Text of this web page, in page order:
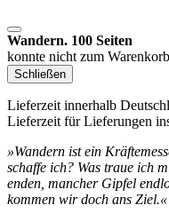
Wandern. 100 Seiten
konnte nicht zum
Schließen
Lieferzeit innerhalb
Lieferzeit für Lieferungen
»Wandern ist ein
schaffe ich? Was traue ich
enden, mancher Gipfel
kommen wir doch ans Ziel.«